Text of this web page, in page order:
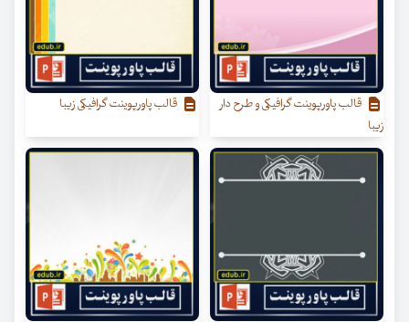
قالب پاورپوینت گرافیکی و طرح دار
زیبا
قالب پاورپوینت گرافیکی زیبا